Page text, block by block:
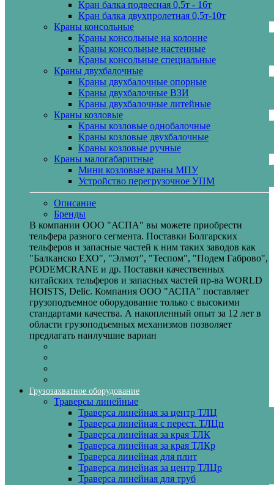
Кран балка подвесная 0,5т - 16т
Кран балка двухпролетная 0,5т-10т
Краны консольные
Краны консольные на колонне
Краны консольные настенные
Краны консольные специальные
Краны двухбалочные
Краны двухбалочные опорные
Краны двухбалочные ВЗИ
Краны двухбалочные литейные
Краны козловые
Краны козловые однобалочные
Краны козловые двухбалочные
Краны козловые ручные
Краны малогабаритные
Мини козловые краны МПУ
Устройство перегрузочное УПМ
Описание
Бренды
В компании ООО "АСПА" вы можете приобрести
тельфера разного сегмента. Поставки Болгарских
тельферов и запасные частей к ним таких заводов как
"Балканско ЕХО", "Элмот", "Теспом", "Подем Габрово",
PODEMCRANE и др. Поставки качественных
китайских тельферов и запасных частей пр-ва WORLD
HOISTS, Delic. Компания ООО "АСПА" поставляет
грузоподъемное оборудование только с высокими
стандартами качества. А накопленный опыт за 12 лет в
области грузоподъемных механизмов позволяет
предлагать наилучшие вариан
Грузозахватное оборудование
Траверсы линейные
Траверса линейная за центр ТЛЦ
Траверса линейная с перест. ТЛЦп
Траверса линейная за края ТЛК
Траверса линейная за края ТЛКр
Траверса линейная для плит
Траверса линейная за центр ТЛЦр
Траверса линейная для труб